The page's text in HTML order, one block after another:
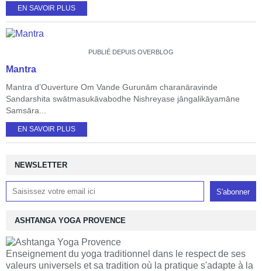
EN SAVOIR PLUS
PUBLIÉ DEPUIS OVERBLOG
Mantra
Mantra d’Ouverture Om Vande Gurunām charanāravinde
Sandarshita swātmasukāvabodhe Nishreyase jāngalikāyamāne
Samsāra...
EN SAVOIR PLUS
NEWSLETTER
ASHTANGA YOGA PROVENCE
Enseignement du yoga traditionnel dans le respect de ses
valeurs universels et sa tradition où la pratique s'adapte à la